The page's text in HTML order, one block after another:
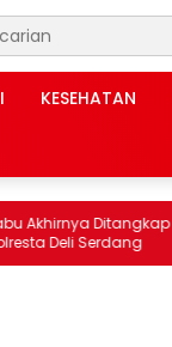
KESEHATAN
Ditangkap
Deli Serdang